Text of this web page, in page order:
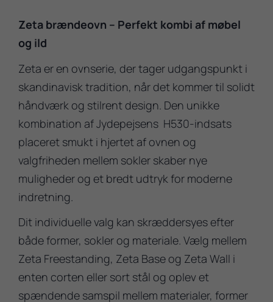
Zeta brændeovn – Perfekt kombi af møbel
og ild
Zeta er en ovnserie, der tager udgangspunkt i
skandinavisk tradition, når det kommer til solidt
håndværk og stilrent design. Den unikke
kombination af Jydepejsens H530-indsats
placeret smukt i hjertet af ovnen og
valgfriheden mellem sokler skaber nye
muligheder og et bredt udtryk for moderne
indretning.
Dit individuelle valg kan skræddersyes efter
både former, sokler og materiale. Vælg mellem
Zeta Freestanding, Zeta Base og Zeta Wall i
enten corten eller sort stål og oplev et
spændende samspil mellem materialer, former